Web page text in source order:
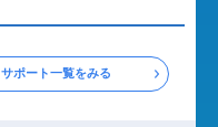
サポート一覧をみる